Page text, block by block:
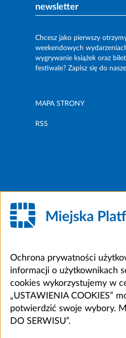
newsletter
Chcesz jako pierwszy
weekendowych
wygrywanie książek oraz
festiwale? Zapisz się do
MAPA STRONY
RSS
Miejska
Ochrona prywatności
informacji o użytkownikach
cookies wykorzystujemy w
„USTAWIENIA COOKIES”
potwierdzić swoje wybory.
DO SERWISU”.